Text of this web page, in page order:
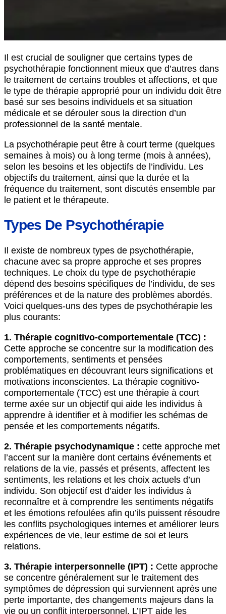
Il est crucial de souligner que certains types de
psychothérapie fonctionnent mieux que d’autres dans
le traitement de certains troubles et affections, et que
le type de thérapie approprié pour un individu doit être
basé sur ses besoins individuels et sa situation
médicale et se dérouler sous la direction d’un
professionnel de la santé mentale.
La psychothérapie peut être à court terme (quelques
semaines à mois) ou à long terme (mois à années),
selon les besoins et les objectifs de l’individu. Les
objectifs du traitement, ainsi que la durée et la
fréquence du traitement, sont discutés ensemble par
le patient et le thérapeute.
Types De Psychothérapie
Il existe de nombreux types de psychothérapie,
chacune avec sa propre approche et ses propres
techniques. Le choix du type de psychothérapie
dépend des besoins spécifiques de l’individu, de ses
préférences et de la nature des problèmes abordés.
Voici quelques-uns des types de psychothérapie les
plus courants:
1. Thérapie cognitivo-comportementale (TCC) :
Cette approche se concentre sur la modification des
comportements, sentiments et pensées
problématiques en découvrant leurs significations et
motivations inconscientes. La thérapie cognitivo-
comportementale (TCC) est une thérapie à court
terme axée sur un objectif qui aide les individus à
apprendre à identifier et à modifier les schémas de
pensée et les comportements négatifs.
2. Thérapie psychodynamique : cette approche met
l’accent sur la manière dont certains événements et
relations de la vie, passés et présents, affectent les
sentiments, les relations et les choix actuels d’un
individu. Son objectif est d’aider les individus à
reconnaître et à comprendre les sentiments négatifs
et les émotions refoulées afin qu’ils puissent résoudre
les conflits psychologiques internes et améliorer leurs
expériences de vie, leur estime de soi et leurs
relations.
3. Thérapie interpersonnelle (IPT) : Cette approche
se concentre généralement sur le traitement des
symptômes de dépression qui surviennent après une
perte importante, des changements majeurs dans la
vie ou un conflit interpersonnel. L’IPT aide les